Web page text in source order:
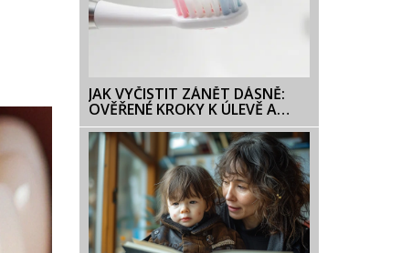
JAK VYČISTIT ZÁNĚT DÁSNĚ:
OVĚŘENÉ KROKY K ÚLEVĚ A
PREVENCI